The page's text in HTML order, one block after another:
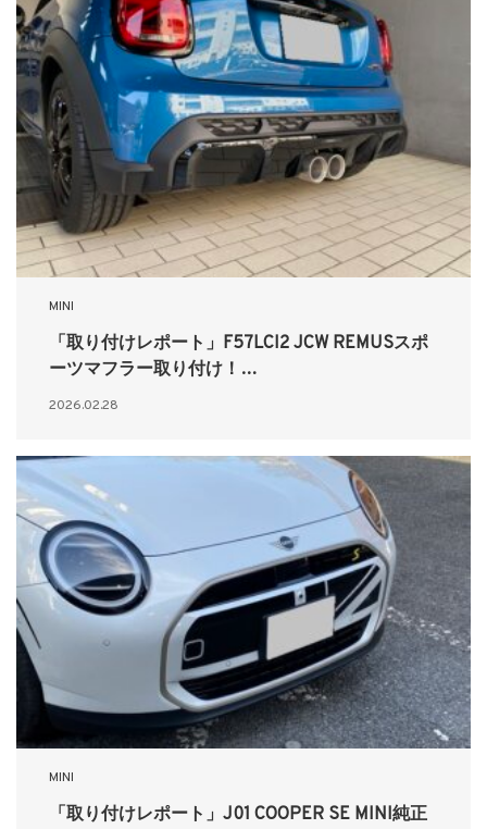
MINI
「取り付けレポート」F57LCI2 JCW REMUSスポ
ーツマフラー取り付け！…
2026.02.28
MINI
「取り付けレポート」J01 COOPER SE MINI純正